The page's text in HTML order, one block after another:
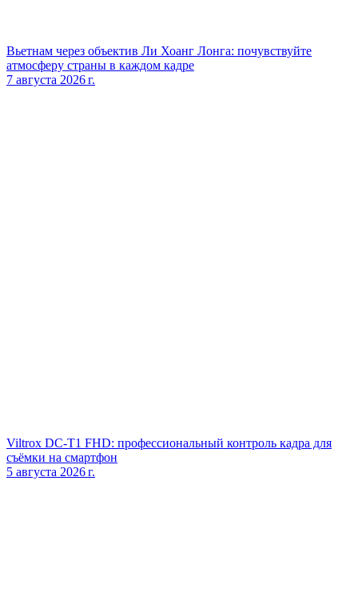
Вьетнам через объектив Ли Хоанг Лонга: почувствуйте
атмосферу страны в каждом кадре
7 августа 2026 г.
Viltrox DC‑T1 FHD: профессиональный контроль кадра для
съёмки на смартфон
5 августа 2026 г.